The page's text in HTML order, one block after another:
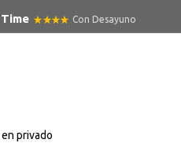
Con Desayuno
privado